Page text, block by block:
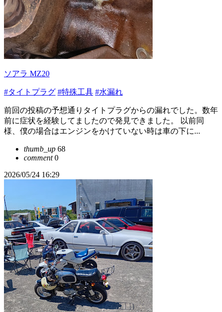
ソアラ MZ20
#タイトプラグ #特殊工具 #水漏れ
前回の投稿の予想通りタイトプラグからの漏れでした。数年
前に症状を経験してましたので発見できました。 以前同
様、僕の場合はエンジンをかけていない時は車の下に...
thumb_up 68
comment0
2026/05/24 16:29